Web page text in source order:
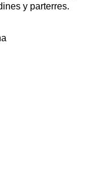
y parterres.